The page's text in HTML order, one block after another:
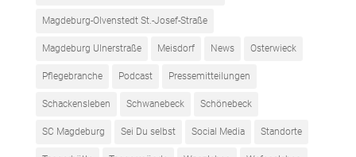
Magdeburg-Olvenstedt St.-Josef-Straße
Magdeburg Ulnerstraße Meisdorf News Osterwieck
Pflegebranche Podcast Pressemitteilungen
Schackensleben Schwanebeck Schönebeck
SC Magdeburg Sei Du selbst Social Media Standorte